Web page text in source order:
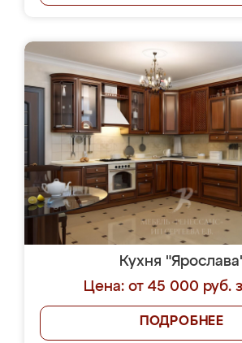
Кухня
Цена: от 45 000 руб.
ПОДРОБНЕЕ